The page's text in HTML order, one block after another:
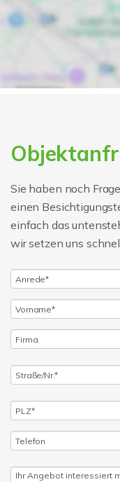
Sie haben noch
einen
einfach das
wir setzen uns